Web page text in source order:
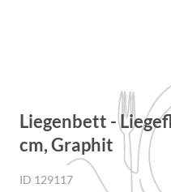
Liegenbett -
cm, Graphit
ID 129117